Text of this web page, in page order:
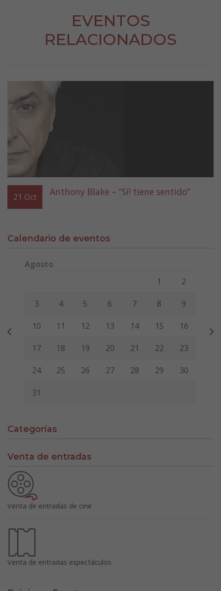
EVENTOS
RELACIONADOS
21 Oct Anthony Blake – “Sí! tiene sentido”
Calendario de eventos
Agosto
Viernes Sábado
1 2
3 4 5 6 7 8 9
10 11 12 13 14 15 16
17 18 19 20 21 22 23
24 25 26 27 28 29 30
31
Categorías
Venta de entradas
Venta de entradas de cine
Venta de entradas espectáculos